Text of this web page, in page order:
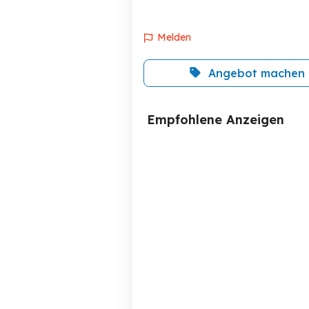
Melden
Angebot machen
Empfohlene Anzeigen